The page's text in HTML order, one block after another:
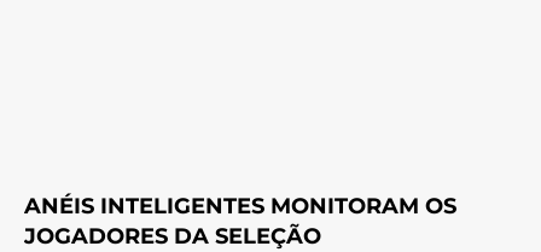
ANÉIS INTELIGENTES MONITORAM OS
JOGADORES DA SELEÇÃO